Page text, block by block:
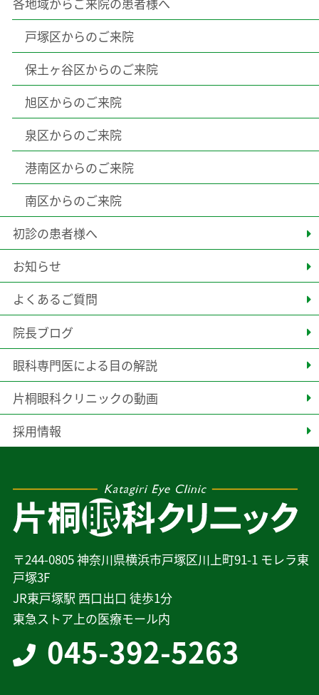
〒244-0805 神奈川県横浜市戸塚区川上町91-1 モレラ東
戸塚3F
JR東戸塚駅 西口出口 徒歩1分
東急ストア上の医療モール内
045-392-5263
戸塚区からのご来院
保土ヶ谷区からのご来院
旭区からのご来院
泉区からのご来院
港南区からのご来院
南区からのご来院
初診の患者様へ
お知らせ
よくあるご質問
院長ブログ
眼科専門医による目の解説
片桐眼科クリニックの動画
採用情報